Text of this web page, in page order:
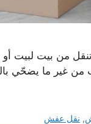
من بيت لبيت
من غير ما يضحّي
, نقل عفش